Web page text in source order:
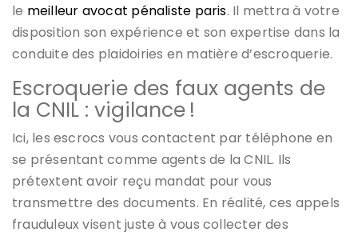
le meilleur avocat pénaliste paris. Il mettra à votre
disposition son expérience et son expertise dans la
conduite des plaidoiries en matière d’escroquerie.
Escroquerie des faux agents de
la CNIL : vigilance !
Ici, les escrocs vous contactent par téléphone en
se présentant comme agents de la CNIL. Ils
prétextent avoir reçu mandat pour vous
transmettre des documents. En réalité, ces appels
frauduleux visent juste à vous collecter des